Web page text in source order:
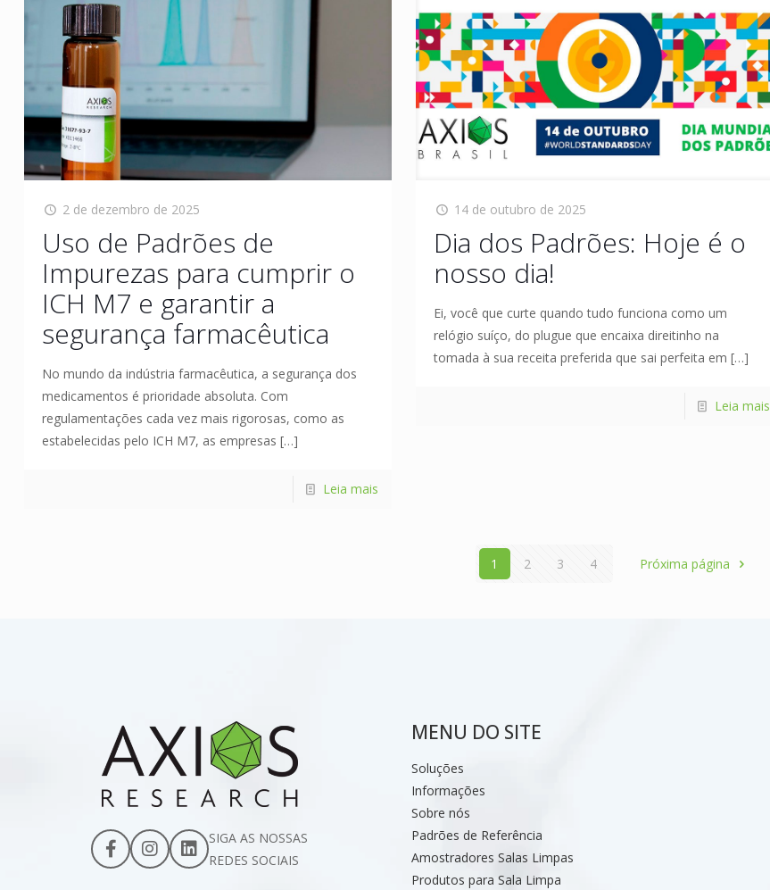
2 de dezembro de 2025
Uso de Padrões de
Impurezas para cumprir o
ICH M7 e garantir a
segurança farmacêutica
No mundo da indústria farmacêutica, a segurança dos
medicamentos é prioridade absoluta. Com
regulamentações cada vez mais rigorosas, como as
estabelecidas pelo ICH M7, as empresas […]
Leia mais
14 de outubro de 2025
Dia dos Padrões: Hoje é o
nosso dia!
Ei, você que curte quando tudo funciona como um
relógio suíço, do plugue que encaixa direitinho na
tomada à sua receita preferida que sai perfeita em […]
Leia mais
1 2 3 4 Próxima página
SIGA AS NOSSAS
REDES SOCIAIS
MENU DO SITE
Soluções
Informações
Sobre nós
Padrões de Referência
Amostradores Salas Limpas
Produtos para Sala Limpa